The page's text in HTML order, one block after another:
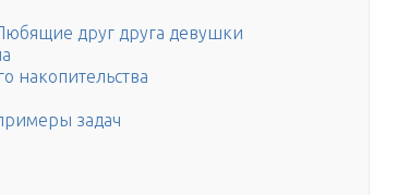
друг друга девушки
накопительства
задач